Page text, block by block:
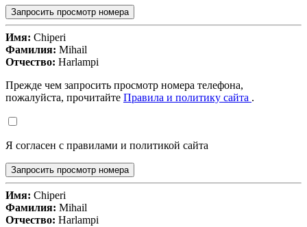
Запросить просмотр номера
Имя: Chiperi
Фамилия: Mihail
Отчество: Harlampi
Прежде чем запросить просмотр номера телефона,
пожалуйста, прочитайте Правила и политику сайта .
Я согласен с правилами и политикой сайта
Запросить просмотр номера
Имя: Chiperi
Фамилия: Mihail
Отчество: Harlampi